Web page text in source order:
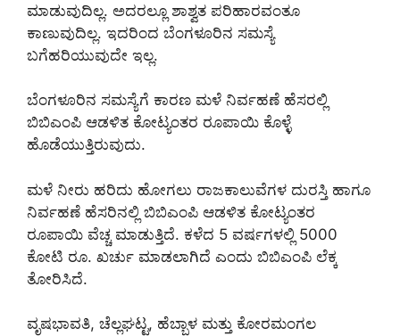
ಮಾಡುವುದಿಲ್ಲ. ಅದರಲ್ಲೂ ಶಾಶ್ವತ ಪರಿಹಾರವಂತೂ
ಕಾಣುವುದಿಲ್ಲ. ಇದರಿಂದ ಬೆಂಗಳೂರಿನ ಸಮಸ್ಯೆ
ಬಗೆಹರಿಯುವುದೇ ಇಲ್ಲ.
ಬೆಂಗಳೂರಿನ ಸಮಸ್ಯೆಗೆ ಕಾರಣ ಮಳೆ ನಿರ್ವಹಣೆ ಹೆಸರಲ್ಲಿ‌
ಬಿಬಿಎಂಪಿ‌ ಆಡಳಿತ ಕೋಟ್ಯಂತರ ರೂಪಾಯಿ ಕೊಳ್ಳೆ
ಹೊಡೆಯುತ್ತಿರುವುದು.
ಮಳೆ ನೀರು ಹರಿದು ಹೋಗಲು ರಾಜಕಾಲುವೆಗಳ ದುರಸ್ತಿ ಹಾಗೂ
ನಿರ್ವಹಣೆ ಹೆಸರಿನಲ್ಲಿ ಬಿಬಿಎಂಪಿ ಆಡಳಿತ ಕೋಟ್ಯಂತರ
ರೂಪಾಯಿ ವೆಚ್ಚ ಮಾಡುತ್ತಿದೆ. ಕಳೆದ 5 ವರ್ಷಗಳಲ್ಲಿ 5000
ಕೋಟಿ ರೂ. ಖರ್ಚು ಮಾಡಲಾಗಿದೆ ಎಂದು ಬಿಬಿಎಂಪಿ ಲೆಕ್ಕ
ತೋರಿಸಿದೆ.
ವೃಷಭಾವತಿ, ಚೆಲ್ಲಘಟ್ಟ, ಹೆಬ್ಬಾಳ ಮತ್ತು ಕೋರಮಂಗಲ